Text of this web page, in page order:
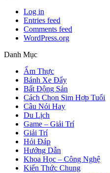
Log in
Entries feed
Comments feed
WordPress.org
Danh Mục
Ẩm Thực
Bánh Xe Đẩy
Bất Động Sản
Cách Chọn Sim Hợp Tuổi
Câu Nói Hay
Du Lịch
Game – Giải Trí
Giải Trí
Hỏi Đáp
Hướng Dẫn
Khoa Học – Công Nghệ
Kiến Thức Chung